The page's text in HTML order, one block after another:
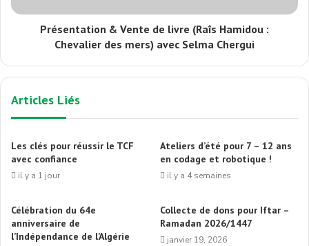
Présentation & Vente de livre (Raîs Hamidou :
Chevalier des mers) avec Selma Chergui
Articles Liés
Les clés pour réussir le TCF
avec confiance
il y a 1 jour
Ateliers d’été pour 7 – 12 ans
en codage et robotique !
il y a 4 semaines
Célébration du 64e
anniversaire de
l’Indépendance de l’Algérie
Collecte de dons pour Iftar –
Ramadan 2026/1447
janvier 19, 2026